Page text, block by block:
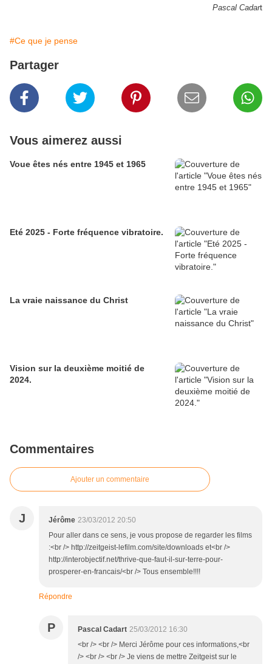
Pascal Cadart
#Ce que je pense
Partager
Vous aimerez aussi
Voue êtes nés entre 1945 et 1965
Eté 2025 - Forte fréquence vibratoire.
La vraie naissance du Christ
Vision sur la deuxième moitié de
2024.
Commentaires
Ajouter un commentaire
J Jérôme 23/03/2012 20:50
Pour aller dans ce sens, je vous propose de regarder les films
:<br /> http://zeitgeist-lefilm.com/site/downloads et<br />
http://interobjectif.net/thrive-que-faut-il-sur-terre-pour-
prosperer-en-francais/<br /> Tous ensemble!!!!
Répondre
P Pascal Cadart 25/03/2012 16:30
<br /> <br /> Merci Jérôme pour ces informations,<br
/> <br /> <br /> Je viens de mettre Zeitgeist sur le